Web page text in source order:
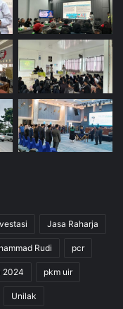
Jasa Raharja
Rudi pcr
2024 pkm uir
Unilak